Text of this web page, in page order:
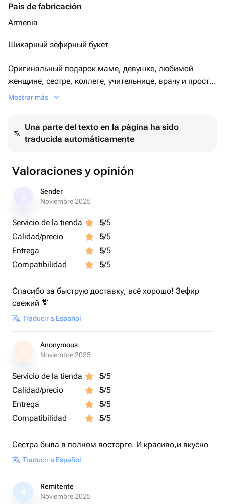
País de fabricación
Armenia
Шикарный зефирный букет
Оригинальный подарок маме, девушке, любимой
женщине, сестре, коллеге, учительнице, врачу и просто
дорогому человеку! Этот нежный зефирный букет — не
Состав:
✔ Фруктовое пюре – натуральная фруктовая основа
✔ Сахар – сладкое удовольствие в каждом лепестке
✔ Агар-агар – природный загуститель
Без искусственных добавок! Только натуральные
Подарите сладкие эмоции и красоту в одном букете!
Mostrar más
Una parte del texto en la página ha sido
traducida automáticamente
Valoraciones y opinión
Sender
Noviembre 2025
Servicio de la tienda 5/5
Calidad/precio
5/5
Entrega
5/5
Compatibilidad
5/5
Спасибо за быструю доставку, всё хорошо! Зефир
свежий 💐
Traducir a Español
A
Anonymous
Noviembre 2025
Servicio de la tienda 5/5
Calidad/precio
5/5
Entrega
5/5
Compatibilidad
5/5
Сестра была в полном восторге. И красиво,и вкусно
Traducir a Español
R
Remitente
Noviembre 2025